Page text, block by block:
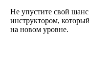
Не упустите свой
инструктором,
на новом уровне.